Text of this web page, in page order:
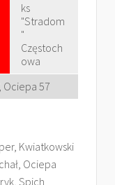
ks
"Stradom
"
Częstoch
owa
Ociepa 57
Kwiatkowski
Ociepa
Spich